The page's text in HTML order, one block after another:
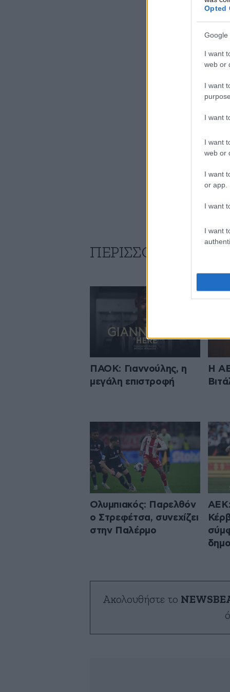
Opted
Google
I want
web or
I want
I want
I want
web or
I want
or app.
I want
I want
ΠΕΡΙΣΣΟΤΕΡΑ ΑΠΟ
ΠΑΟΚ: Γιαννούλης, η
μεγάλη επιστροφή
H
Ολυμπιακός: Παρελθόν
ο Στρεφέτσα, συνεχίζει
στην Παλέρμο
ΑΕΚ:
Ακολουθήστε το